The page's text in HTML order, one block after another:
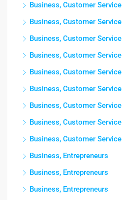
Business, Customer Service
Business, Customer Service
Business, Customer Service
Business, Customer Service
Business, Customer Service
Business, Customer Service
Business, Customer Service
Business, Customer Service
Business, Customer Service
Business, Entrepreneurs
Business, Entrepreneurs
Business, Entrepreneurs